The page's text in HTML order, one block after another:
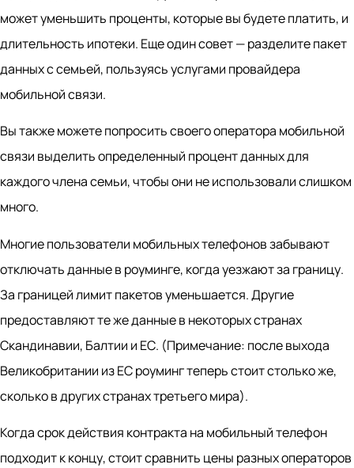
может уменьшить проценты, которые вы будете платить, и
длительность ипотеки. Еще один совет — разделите пакет
данных с семьей, пользуясь услугами провайдера
мобильной связи.
Вы также можете попросить своего оператора мобильной
связи выделить определенный процент данных для
каждого члена семьи, чтобы они не использовали слишком
много.
Многие пользователи мобильных телефонов забывают
отключать данные в роуминге, когда уезжают за границу.
За границей лимит пакетов уменьшается. Другие
предоставляют те же данные в некоторых странах
Скандинавии, Балтии и ЕС. (Примечание: после выхода
Великобритании из ЕС роуминг теперь стоит столько же,
сколько в других странах третьего мира).
Когда срок действия контракта на мобильный телефон
подходит к концу, стоит сравнить цены разных операторов